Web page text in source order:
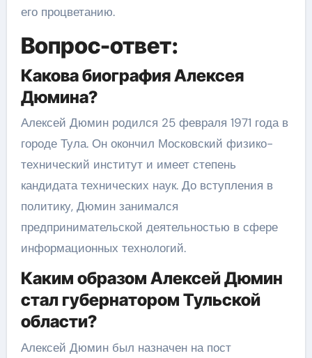
его процветанию.
Вопрос-ответ:
Какова биография Алексея
Дюмина?
Алексей Дюмин родился 25 февраля 1971 года в
городе Тула. Он окончил Московский физико-
технический институт и имеет степень
кандидата технических наук. До вступления в
политику, Дюмин занимался
предпринимательской деятельностью в сфере
информационных технологий.
Каким образом Алексей Дюмин
стал губернатором Тульской
области?
Алексей Дюмин был назначен на пост